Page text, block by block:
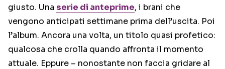
giusto. Una serie di anteprime, i brani che
vengono anticipati settimane prima dell’uscita. Poi
l’album. Ancora una volta, un titolo quasi profetico:
qualcosa che crolla quando affronta il momento
attuale. Eppure – nonostante non faccia gridare al